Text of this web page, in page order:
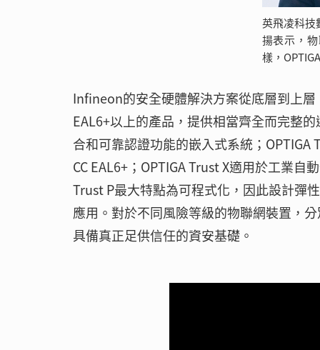
英飛凌科技
揚表示，
樣，
Infineon的安全硬體解決方案從底層到上
EAL6+以上的產品，提供相當齊全而完整
合和可靠認證功能的嵌入式系統；
CC EAL6+；OPTIGA Trust X適用於工業
Trust P最大特點為可程式化，因此設計彈
應用。對於不同風險等級的物聯網裝置，
具備真正足供信任的資安基礎。